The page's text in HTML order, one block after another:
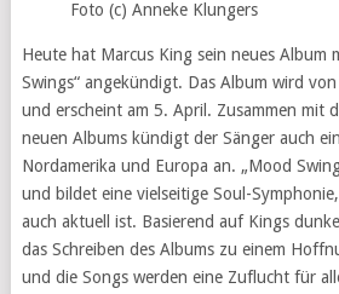
Foto (c) Anneke Klungers
Heute hat Marcus King sein neues Album
Swings“ angekündigt. Das Album wird
und erscheint am 5. April. Zusammen mit
neuen Albums kündigt der Sänger auch
Nordamerika und Europa an. „Mood
und bildet eine vielseitige Soul-
auch aktuell ist. Basierend auf Kings
das Schreiben des Albums zu einem
und die Songs werden eine Zuflucht für